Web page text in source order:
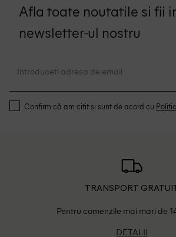
Afla toate noutatile si fii
newsletter-ul nostru
Confirm că am citit și sunt de acord cu
TRANSPORT
Pentru comenzile mai mari de
DETALII